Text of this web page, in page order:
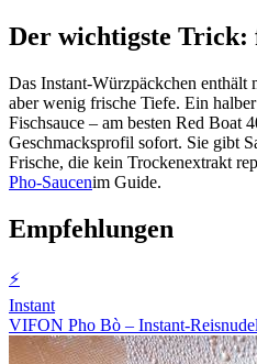
Der wichtigste Trick:
Das Instant-Würzpäckchen enthält
aber wenig frische Tiefe. Ein
Fischsauce – am besten Red Boat
Geschmacksprofil sofort. Sie gibt
Frische, die kein Trockenextrakt
Pho-Saucenim Guide.
Empfehlungen
⚡
Instant
VIFON Pho Bò – Instant-